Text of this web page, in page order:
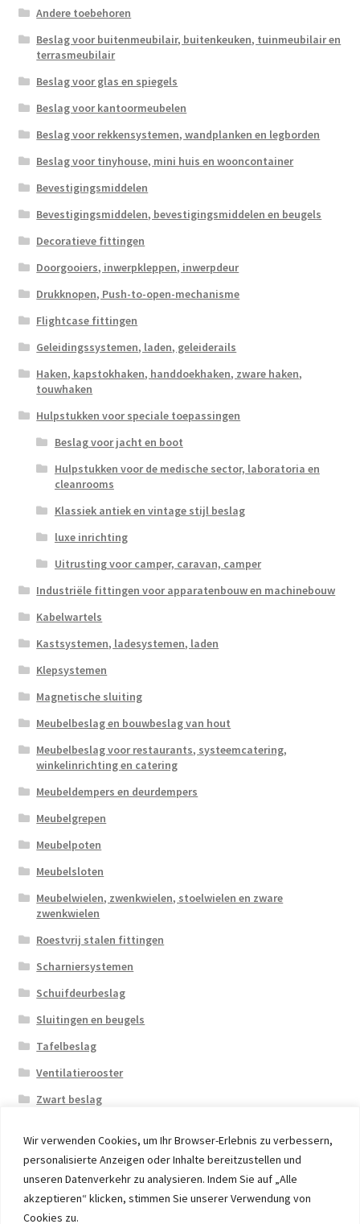
Wir verwenden Cookies, um Ihr Browser-Erlebnis zu verbessern,
personalisierte Anzeigen oder Inhalte bereitzustellen und
unseren Datenverkehr zu analysieren. Indem Sie auf „Alle
akzeptieren“ klicken, stimmen Sie unserer Verwendung von
Cookies zu.
Andere toebehoren
Beslag voor buitenmeubilair, buitenkeuken, tuinmeubilair en
terrasmeubilair
Beslag voor glas en spiegels
Beslag voor kantoormeubelen
Beslag voor rekkensystemen, wandplanken en legborden
Beslag voor tinyhouse, mini huis en wooncontainer
Bevestigingsmiddelen
Bevestigingsmiddelen, bevestigingsmiddelen en beugels
Decoratieve fittingen
Doorgooiers, inwerpkleppen, inwerpdeur
Drukknopen, Push-to-open-mechanisme
Flightcase fittingen
Geleidingssystemen, laden, geleiderails
Haken, kapstokhaken, handdoekhaken, zware haken,
touwhaken
Hulpstukken voor speciale toepassingen
Beslag voor jacht en boot
Hulpstukken voor de medische sector, laboratoria en
cleanrooms
Klassiek antiek en vintage stijl beslag
luxe inrichting
Uitrusting voor camper, caravan, camper
Industriële fittingen voor apparatenbouw en machinebouw
Kabelwartels
Kastsystemen, ladesystemen, laden
Klepsystemen
Magnetische sluiting
Meubelbeslag en bouwbeslag van hout
Meubelbeslag voor restaurants, systeemcatering,
winkelinrichting en catering
Meubeldempers en deurdempers
Meubelgrepen
Meubelpoten
Meubelsloten
Meubelwielen, zwenkwielen, stoelwielen en zware
zwenkwielen
Roestvrij stalen fittingen
Scharniersystemen
Schuifdeurbeslag
Sluitingen en beugels
Tafelbeslag
Ventilatierooster
Zwart beslag
© 2026 Eruon Trade UG, Germany, member of the ERUON